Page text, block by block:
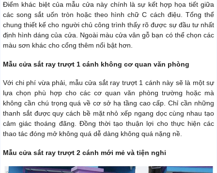
Điểm khác biệt của mẫu cửa này chính là sự kết hợp họa tiết giữa
các song sắt uốn tròn hoặc theo hình chữ C cách điệu. Tổng thể
chung thiết kế cho người chủ công trình thấy rõ được sự đầu tư nhất
định hình dáng của cửa. Ngoài màu cửa vân gỗ bạn có thể chọn các
màu sơn khác cho cổng thêm nổi bật hơn.
Mẫu cửa sắt ray trượt 1 cánh không cơ quan văn phòng
Với chi phí vừa phải, mẫu cửa sắt ray trượt 1 cánh này sẽ là một sự
lựa chọn phù hợp cho các cơ quan văn phòng trường hoặc mà
không cần chú trọng quá về cơ sở hạ tầng cao cấp. Chỉ cần những
thanh sắt được quy cách bề mặt nhỏ xếp ngang dọc cùng nhau tạo
cảm giác thoáng đãng. Đồng thời tạo thuận lợi cho thực hiện các
thao tác đóng mở không quá dễ dàng không quá nặng nề.
Mẫu cửa sắt ray trượt 2 cánh mới mẻ và tiện nghi